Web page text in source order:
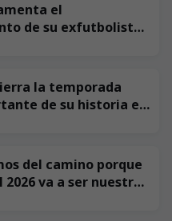
el
de su exfutbolista
‘Suco’
la temporada
de su historia en
millones de
del camino porque
2026 va a ser nuestro